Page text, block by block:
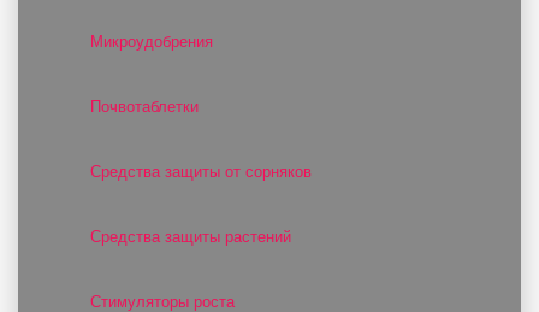
Микроудобрения
Почвотаблетки
Средства защиты от сорняков
Средства защиты растений
Стимуляторы роста